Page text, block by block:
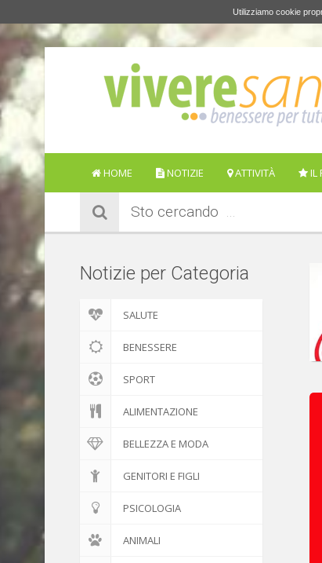
Utilizziamo cookie
HOME NOTIZIE ATTIVITÀ IL
Sto cercando
Notizie per Categoria
SALUTE
BENESSERE
SPORT
ALIMENTAZIONE
BELLEZZA E MODA
GENITORI E FIGLI
PSICOLOGIA
ANIMALI